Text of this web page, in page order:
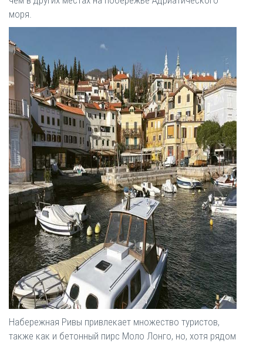
моря.
Набережная Ривы привлекает множество туристов,
также как и бетонный пирс Моло Лонго, но, хотя рядом